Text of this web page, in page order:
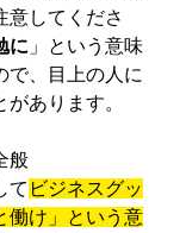
意してくださ
に 」という意味
で、目上の人に
あります。
般
て ビジネスグッ
働け」という意